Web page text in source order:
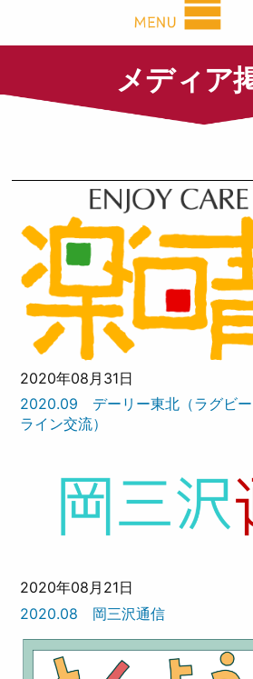
メディア
2020年08月31日
2020.09 デーリー東北（ラグビー
ライン交流）
2020年08月21日
2020.08 岡三沢通信